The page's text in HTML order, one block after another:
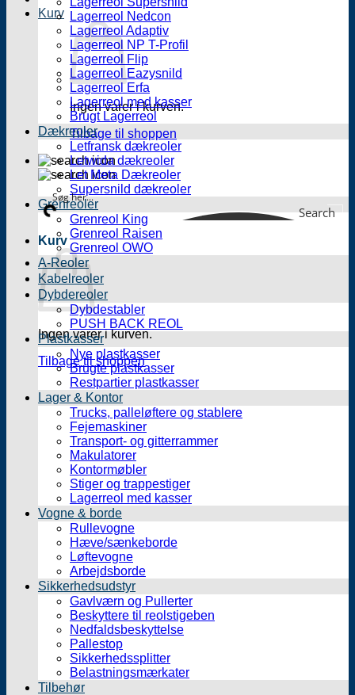
Kurv
Ingen varer i kurven.
Tilbage til shoppen
Search
Kurv
Ingen varer i kurven.
Tilbage til shoppen
Lagerreol Nedcon
Lagerreol Adaptiv
Lagerreol NP T-Profil
Lagerreol Flip
Lagerreol Eazysnild
Lagerreol Erfa
Lagerreol med kasser
Brugt Lagerreol
Dækreoler
Letfransk dækreoler
Letwida dækreoler
Let Meta Dækreoler
Supersnild dækreoler
Grenreoler
Grenreol King
Grenreol Raisen
Grenreol OWO
A-Reoler
Kabelreoler
Dybdereoler
Dybdestabler
PUSH BACK REOL
Plastkasser
Nye plastkasser
Brugte plastkasser
Restpartier plastkasser
Lager & Kontor
Trucks, palleløftere og stablere
Fejemaskiner
Transport- og gitterrammer
Makulatorer
Kontormøbler
Stiger og trappestiger
Lagerreol med kasser
Vogne & borde
Rullevogne
Hæve/sænkeborde
Løftevogne
Arbejdsborde
Sikkerhedsudstyr
Gavlværn og Pullerter
Beskyttere til reolstigeben
Nedfaldsbeskyttelse
Pallestop
Sikkerhedssplitter
Belastningsmærkater
Tilbehør